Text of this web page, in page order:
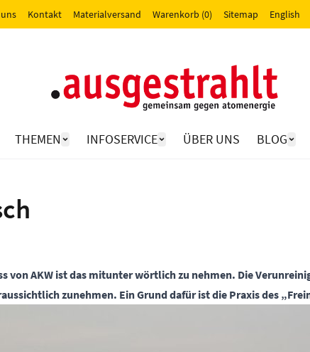
Kontakt Materialversand Warenkorb (0) Sitemap English
THEMEN INFOSERVICE ÜBER UNS BLOG
von AKW ist das mitunter wörtlich zu nehmen. Die
zunehmen. Ein Grund dafür ist die Praxis des